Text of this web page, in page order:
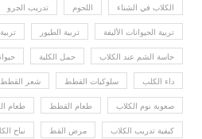
الكلاب في الشتاء اللحوم تدريب الجرو
تربية الحيوانات الأليفة تربية الطيور
حاسة الشم عند الكلاب حمل الكلبة
داء الكلب سلوكيات القطط شعر القطط
صعوبة نوم الكلاب طعام القطط طعام
كيفية تدريب الكلاب مرض القط نباح